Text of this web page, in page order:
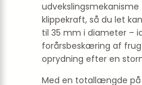
klippekraft, så du let
til 35 mm i diameter –
forårsbeskæring af
oprydning efter en
Med en totallængde på